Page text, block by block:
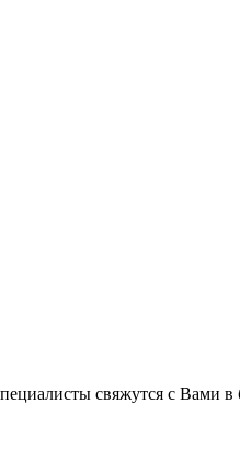
свяжутся с Вами